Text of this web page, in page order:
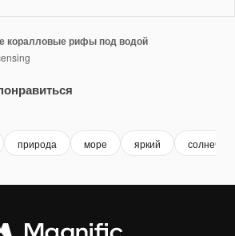
коралловые рифы под водой
природа море яркий